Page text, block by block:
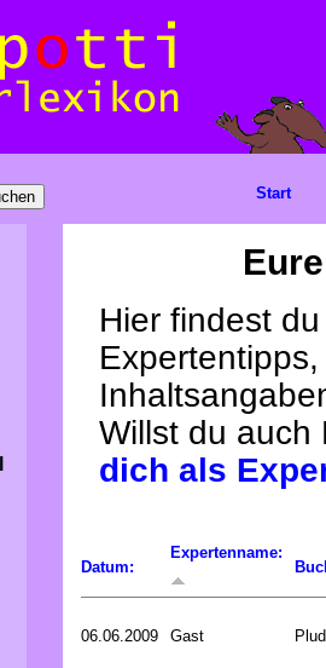
Hier findest
Willst du
dich als
Datum:
Expertenname:
06.06.2009 Gast
Start